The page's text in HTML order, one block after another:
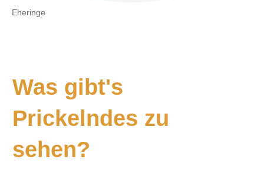
Eheringe
Was gibt's
Prickelndes zu
sehen?